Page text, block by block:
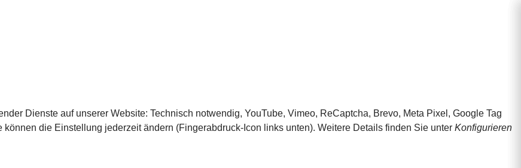
Dienste auf unserer Website: Technisch notwendig, YouTube, Vimeo, ReCaptcha, Brevo, Meta Pixel, Google Tag
die Einstellung jederzeit ändern (Fingerabdruck-Icon links unten). Weitere Details finden Sie unter Konfigurieren